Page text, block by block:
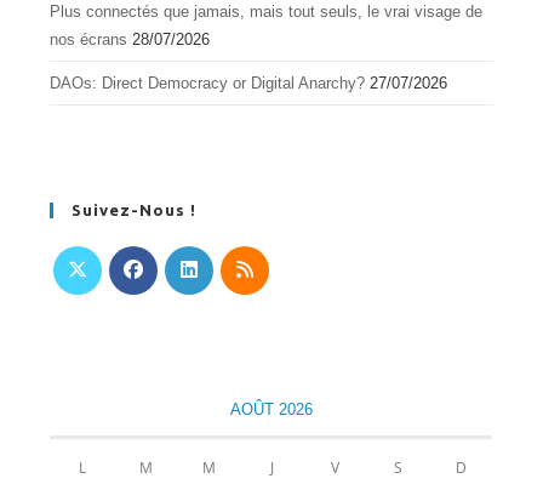
Plus connectés que jamais, mais tout seuls, le vrai visage de
nos écrans 28/07/2026
DAOs: Direct Democracy or Digital Anarchy? 27/07/2026
Suivez-Nous !
nouvel
AOÛT 2026
L M M J V S D